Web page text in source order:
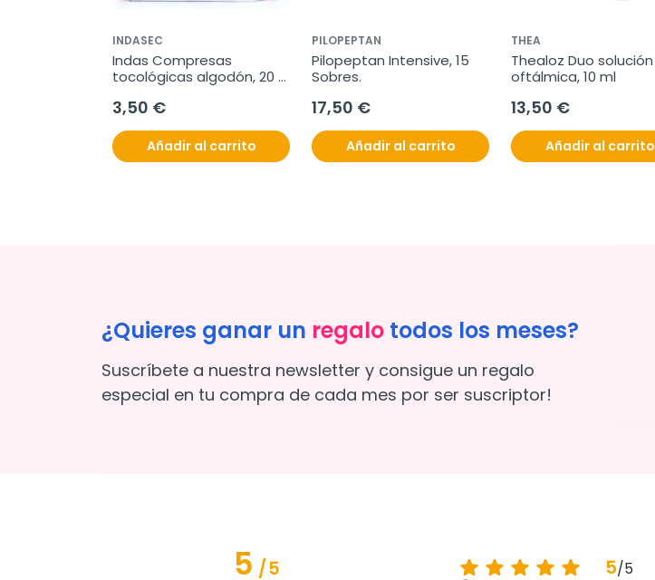
INDASEC
Indas Compresas
tocológicas algodón, 20
3,50 €
Añadir al carrito
PILOPEPTAN
Pilopeptan Intensive, 15
Sobres.
17,50 €
Añadir al carrito
THEA
Thealoz Duo solución
oftálmica, 10 ml
13,50 €
Añadir al carrito
¿Quieres ganar un regalo todos los meses?
Suscríbete a nuestra newsletter y consigue un regalo
especial en tu compra de cada mes por ser suscriptor!
5/5 5/5